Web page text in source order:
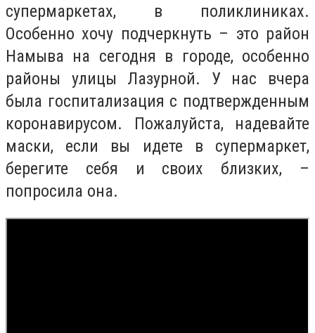
супермаркетах, в поликлиниках.
Особенно хочу подчеркнуть – это район
Намыва на сегодня в городе, особенно
районы улицы Лазурной. У нас вчера
была госпитализация с подтвержденным
коронавирусом. Пожалуйста, надевайте
маски, если вы идете в супермаркет,
берегите себя и своих близких, –
попросила она.